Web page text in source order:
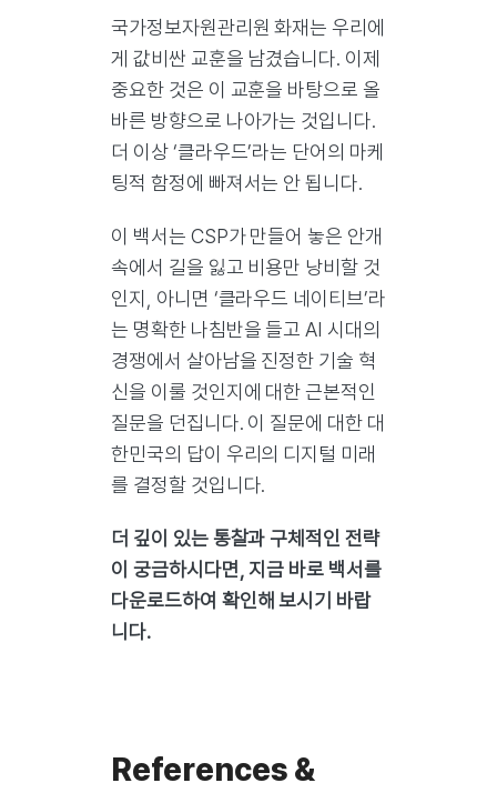
국가정보자원관리원 화재는 우리에
게 값비싼 교훈을 남겼습니다. 이제
중요한 것은 이 교훈을 바탕으로 올
바른 방향으로 나아가는 것입니다.
더 이상 ‘클라우드’라는 단어의 마케
팅적 함정에 빠져서는 안 됩니다.
이 백서는 CSP가 만들어 놓은 안개
속에서 길을 잃고 비용만 낭비할 것
인지, 아니면 ‘클라우드 네이티브’라
는 명확한 나침반을 들고 AI 시대의
경쟁에서 살아남을 진정한 기술 혁
신을 이룰 것인지에 대한 근본적인
질문을 던집니다. 이 질문에 대한 대
한민국의 답이 우리의 디지털 미래
를 결정할 것입니다.
더 깊이 있는 통찰과 구체적인 전략
이 궁금하시다면, 지금 바로 백서를
다운로드하여 확인해 보시기 바랍
니다.
References &